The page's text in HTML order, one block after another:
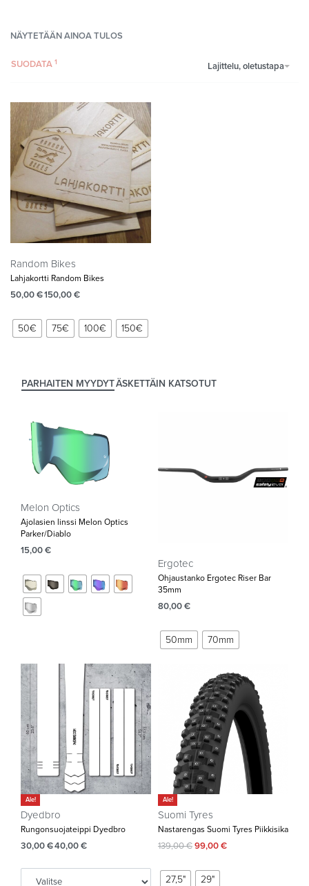
NÄYTETÄÄN AINOA TULOS
Lajittelu, oletustapa
SUODATA
Random Bikes
Lahjakortti Random Bikes
50,00€150,00€
50€ 75€ 100€ 150€
PARHAITEN MYYDYTÄSKETTÄIN KATSOTUT
Melon Optics
Ajolasien linssi Melon Optics
Parker/Diablo
15,00€
Ergotec
Ohjaustanko Ergotec Riser Bar
35mm‌
80,00€
50mm 70mm
Ale!
Dyedbro
Rungonsuojateippi Dyedbro
30,00€40,00€
Ale!
Suomi Tyres
Nastarengas Suomi Tyres Piikkisika
139,00€99,00€
27,5" 29"